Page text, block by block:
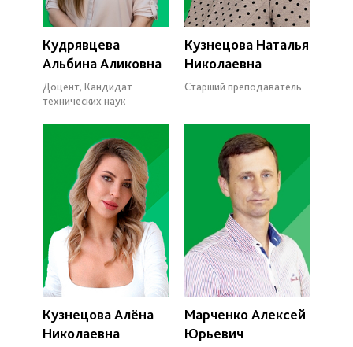
Кудрявцева
Альбина Аликовна
Доцент, Кандидат
технических наук
Кузнецова Наталья
Николаевна
Старший преподаватель
Кузнецова Алёна
Николаевна
Марченко Алексей
Юрьевич